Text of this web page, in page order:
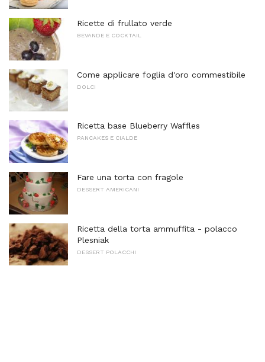
Ricette di frullato verde
BEVANDE E COCKTAIL
Come applicare foglia d'oro commestibile
DOLCI
Ricetta base Blueberry Waffles
PANCAKES E CIALDE
Fare una torta con fragole
DESSERT AMERICANI
Ricetta della torta ammuffita - polacco
Plesniak
DESSERT POLACCHI